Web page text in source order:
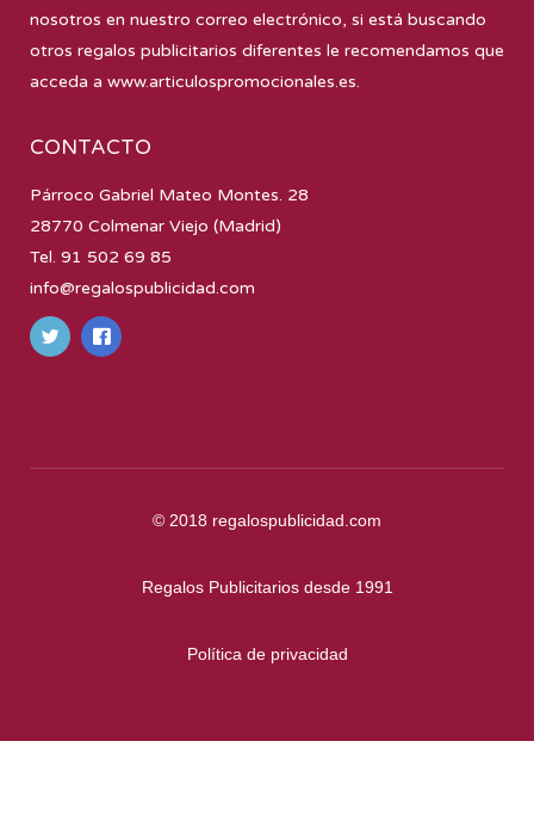
nosotros en nuestro correo electrónico, si está buscando
otros regalos publicitarios diferentes le recomendamos que
acceda a www.articulospromocionales.es.
CONTACTO
Párroco Gabriel Mateo Montes. 28
28770 Colmenar Viejo (Madrid)
Tel. 91 502 69 85
info@regalospublicidad.com
© 2018 regalospublicidad.com
Regalos Publicitarios desde 1991
Política de privacidad